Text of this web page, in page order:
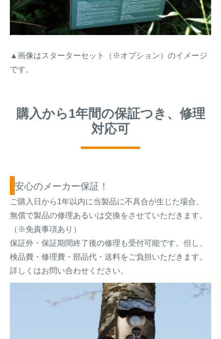
▲画像はスターターセット（※オプション）のイメージ
です。
購入から1年間の保証つき、修理
対応可
安心のメーカー保証！
ご購入日から1年以内に当製品に不具合が生じた場合、
無償で製品の修理あるいは交換をさせていただきます。
（※免責事項あり）
保証外・保証期間終了後の修理も受付可能です。但し、
検品費・修理費・部品代・送料をご負担いただきます。
詳しくはお問い合わせください。